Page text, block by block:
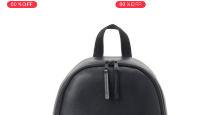
60％OFF 60％OFF